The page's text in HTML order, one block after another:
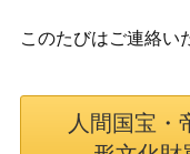
このたびはご連絡い
人間国宝・